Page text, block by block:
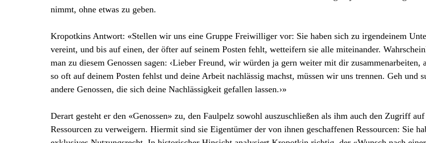
nimmt, ohne etwas zu geben.
Kropotkins Antwort: «Stellen wir uns eine Gruppe Freiwilliger vor: Sie haben sich zu irgendeinem
vereint, und bis auf einen, der öfter auf seinem Posten fehlt, wetteifern sie alle miteinander.
man zu diesem Genossen sagen: ‹Lieber Freund, wir würden ja gern weiter mit dir zusammenarbeiten,
so oft auf deinem Posten fehlst und deine Arbeit nachlässig machst, müssen wir uns trennen. Geh und
andere Genossen, die sich deine Nachlässigkeit gefallen lassen.›»
Derart gesteht er den «Genossen» zu, den Faulpelz sowohl auszuschließen als ihm auch den Zugriff
Ressourcen zu verweigern. Hiermit sind sie Eigentümer der von ihnen geschaffenen Ressourcen: Sie